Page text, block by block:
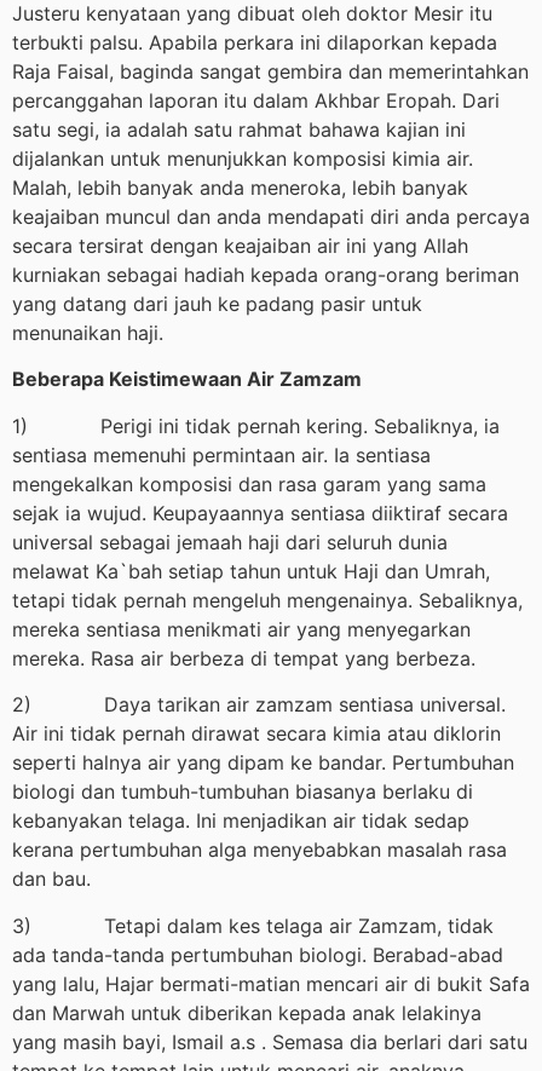
Justeru kenyataan yang dibuat oleh doktor Mesir itu
terbukti palsu. Apabila perkara ini dilaporkan kepada
Raja Faisal, baginda sangat gembira dan memerintahkan
percanggahan laporan itu dalam Akhbar Eropah. Dari
satu segi, ia adalah satu rahmat bahawa kajian ini
dijalankan untuk menunjukkan komposisi kimia air.
Malah, lebih banyak anda meneroka, lebih banyak
keajaiban muncul dan anda mendapati diri anda percaya
secara tersirat dengan keajaiban air ini yang Allah
kurniakan sebagai hadiah kepada orang-orang beriman
yang datang dari jauh ke padang pasir untuk
menunaikan haji.
Beberapa Keistimewaan Air Zamzam
1) Perigi ini tidak pernah kering. Sebaliknya, ia
sentiasa memenuhi permintaan air. Ia sentiasa
mengekalkan komposisi dan rasa garam yang sama
sejak ia wujud. Keupayaannya sentiasa diiktiraf secara
universal sebagai jemaah haji dari seluruh dunia
melawat Ka`bah setiap tahun untuk Haji dan Umrah,
tetapi tidak pernah mengeluh mengenainya. Sebaliknya,
mereka sentiasa menikmati air yang menyegarkan
mereka. Rasa air berbeza di tempat yang berbeza.
2) Daya tarikan air zamzam sentiasa universal.
Air ini tidak pernah dirawat secara kimia atau diklorin
seperti halnya air yang dipam ke bandar. Pertumbuhan
biologi dan tumbuh-tumbuhan biasanya berlaku di
kebanyakan telaga. Ini menjadikan air tidak sedap
kerana pertumbuhan alga menyebabkan masalah rasa
dan bau.
3) Tetapi dalam kes telaga air Zamzam, tidak
ada tanda-tanda pertumbuhan biologi. Berabad-abad
yang lalu, Hajar bermati-matian mencari air di bukit Safa
dan Marwah untuk diberikan kepada anak lelakinya
yang masih bayi, Ismail a.s . Semasa dia berlari dari satu